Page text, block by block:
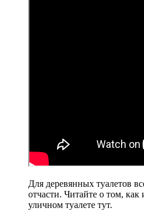
Для деревянных туалетов
отчасти. Читайте о том, как
уличном туалете тут.